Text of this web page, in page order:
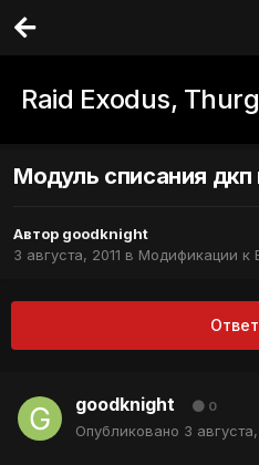
Raid Exodus,
Модуль списания дкп
Автор goodknight
3 августа, 2011 в Модификации к
goodknight 0
Опубликовано 3 августа,